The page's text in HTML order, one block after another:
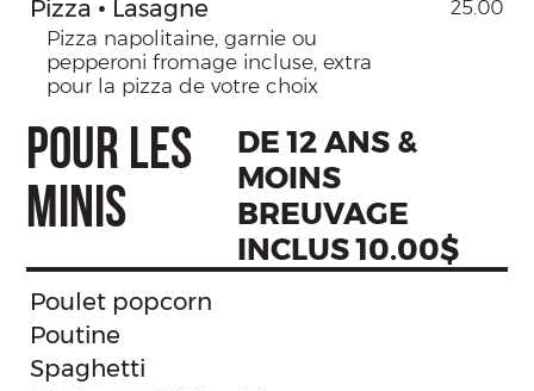
Pizza • Lasagne 25.00
Pizza napolitaine, garnie ou
pepperoni fromage incluse, extra
pour la pizza de votre choix
POUR LES
MINIS
DE 12 ANS &
MOINS
BREUVAGE
INCLUS 10.00$
Poulet popcorn
Poutine
Spaghetti